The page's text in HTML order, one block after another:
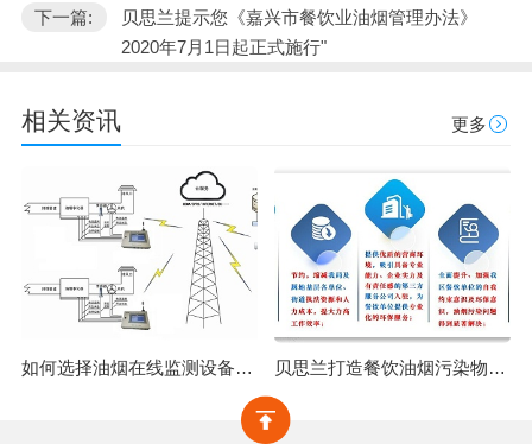
下一篇:
贝思兰提示您《嘉兴市餐饮业油烟管理办法》
2020年7月1日起正式施行"
相关资讯 更多
如何选择油烟在线监测设备？广州市油烟在线监测设备安装！ 贝思兰打造餐饮油烟污染物综合监管项目|＂监，管，治，帮，服＂五维一体，破解城市油烟污染难题！